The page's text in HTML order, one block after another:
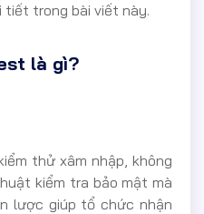
tiết trong bài viết này.
là gì?
thử xâm nhập, không
kiểm tra bảo mật mà
lược giúp tổ chức nhận